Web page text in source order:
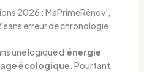
2026 : MaPrimeRénov’,
sans erreur de chronologie
une logique d’énergie
écologique. Pourtant,